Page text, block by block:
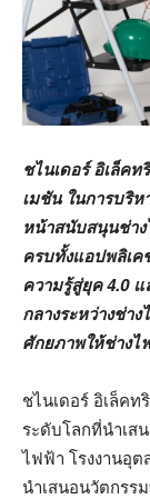
ชไนเดอร์ อิเล็ค
เมชัน ในการบริ
หน้าสนับสนุนช่าง
ครบทั้งแอปพลิเค
ความรู้สู่ยุค4.0
กลางระหว่างช่า
ศักยภาพให้ช่างไ
ชไนเดอร์ อิเล็คท
ระดับโลกที่นำเ
ไฟฟ้า โรงงานอุต
นำเสนอนวัตกรร